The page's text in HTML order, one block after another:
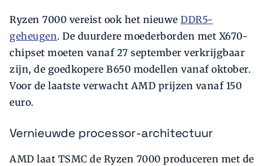
Ryzen 7000 vereist ook het nieuwe DDR5-
geheugen. De duurdere moederborden met X670-
chipset moeten vanaf 27 september verkrijgbaar
zijn, de goedkopere B650 modellen vanaf oktober.
Voor de laatste verwacht AMD prijzen vanaf 150
euro.
Vernieuwde processor-architectuur
AMD laat TSMC de Ryzen 7000 produceren met de